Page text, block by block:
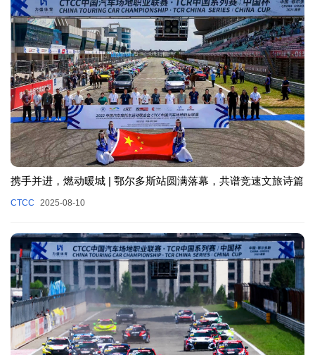
携手并进，燃动暖城 | 鄂尔多斯站圆满落幕，共谱竞速文旅诗篇
CTCC 2025-08-10